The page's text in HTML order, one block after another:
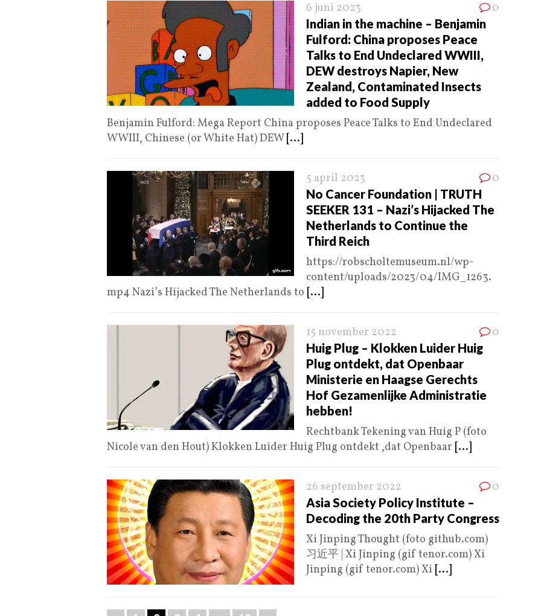
6 juni 2023 0
Indian in the machine – Benjamin
Fulford: China proposes Peace
Talks to End Undeclared WWIII,
DEW destroys Napier, New
Zealand, Contaminated Insects
added to Food Supply
Benjamin Fulford: Mega Report China proposes Peace Talks to End Undeclared
WWIII, Chinese (or White Hat) DEW [...]
5 april 2023 0
No Cancer Foundation | TRUTH
SEEKER 131 – Nazi’s Hijacked The
Netherlands to Continue the
Third Reich
https://robscholtemuseum.nl/wp-
content/uploads/2023/04/IMG_1263.
mp4 Nazi’s Hijacked The Netherlands to [...]
15 november 2022 0
Huig Plug – Klokken Luider Huig
Plug ontdekt, dat Openbaar
Ministerie en Haagse Gerechts
Hof Gezamenlijke Administratie
hebben!
Rechtbank Tekening van Huig P (foto
Nicole van den Hout) Klokken Luider Huig Plug ontdekt ,dat Openbaar [...]
26 september 2022 0
Asia Society Policy Institute –
Decoding the 20th Party Congress
Xi Jinping Thought (foto github.com)
习近平 | Xi Jinping (gif tenor.com) Xi
Jinping (gif tenor.com) Xi [...]